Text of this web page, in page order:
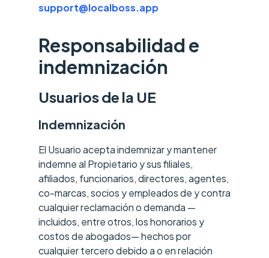
support@localboss.app
Responsabilidad e
indemnización
Usuarios de la UE
Indemnización
El Usuario acepta indemnizar y mantener
indemne al Propietario y sus filiales,
afiliados, funcionarios, directores, agentes,
co-marcas, socios y empleados de y contra
cualquier reclamación o demanda —
incluidos, entre otros, los honorarios y
costos de abogados— hechos por
cualquier tercero debido a o en relación